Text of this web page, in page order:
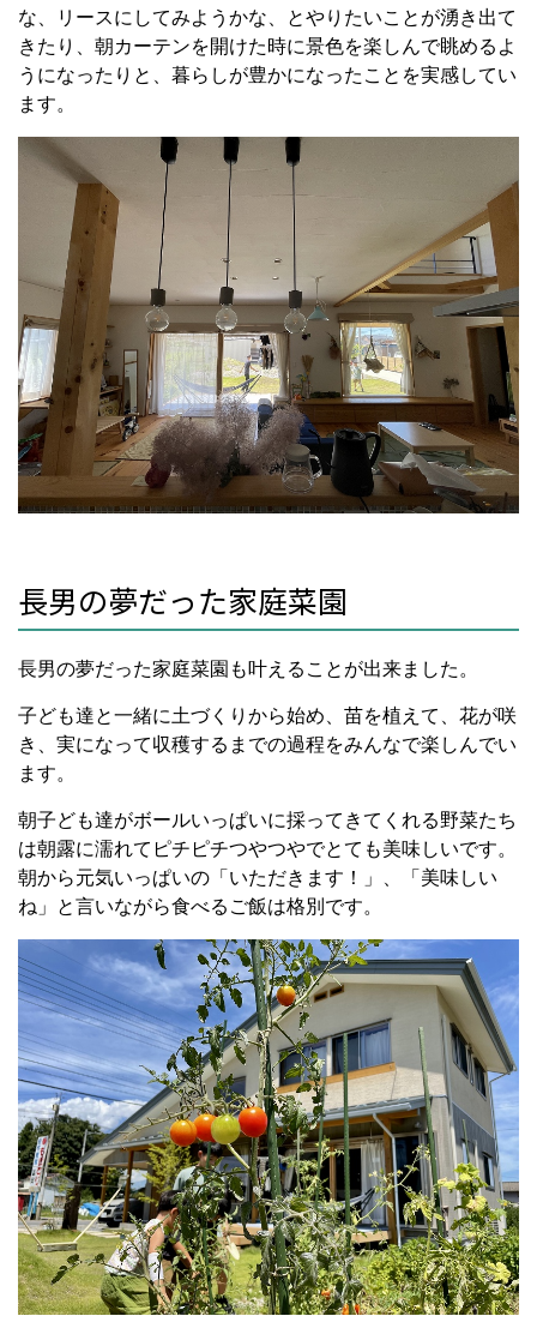
な、リースにしてみようかな、とやりたいことが湧き出て
きたり、朝カーテンを開けた時に景色を楽しんで眺めるよ
うになったりと、暮らしが豊かになったことを実感してい
ます。
長男の夢だった家庭菜園
長男の夢だった家庭菜園も叶えることが出来ました。
子ども達と一緒に土づくりから始め、苗を植えて、花が咲
き、実になって収穫するまでの過程をみんなで楽しんでい
ます。
朝子ども達がボールいっぱいに採ってきてくれる野菜たち
は朝露に濡れてピチピチつやつやでとても美味しいです。
朝から元気いっぱいの「いただきます！」、「美味しい
ね」と言いながら食べるご飯は格別です。